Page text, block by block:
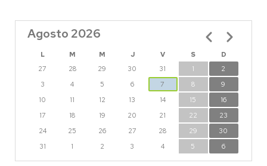
Agosto 2026
L M M J V S
D
27
28 29 30 31 1
2
3
4 5 6 7 8
9
10
11 12 13 14 15
16
17
18 19 20 21 22
23
24
25 26 27 28 29
30
31
1 2 3 4 5 6
Paginación